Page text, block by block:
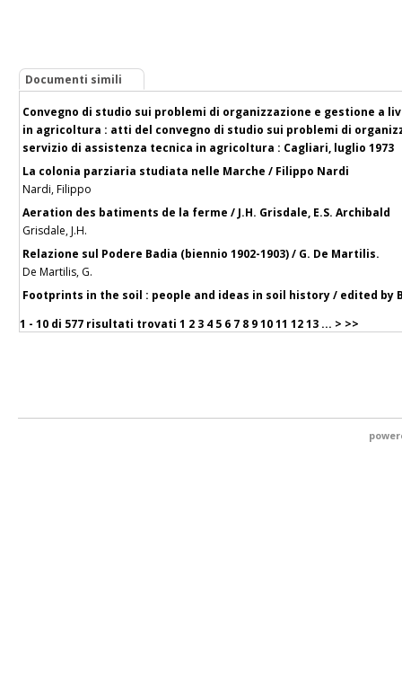
Documenti simili
Convegno di studio sui problemi di organizzazione e gestione a
in agricoltura : atti del convegno di studio sui problemi di
servizio di assistenza tecnica in agricoltura : Cagliari, luglio 1973
La colonia parziaria studiata nelle Marche / Filippo Nardi
Nardi, Filippo
Aeration des batiments de la ferme / J.H. Grisdale, E.S. Archibald
Grisdale, J.H.
Relazione sul Podere Badia (biennio 1902-1903) / G. De Martilis.
De Martilis, G.
Footprints in the soil : people and ideas in soil history / edited by
1 - 10 di 577 risultati trovati 1 2 3 4 5 6 7 8 91011 1213 ... > >>